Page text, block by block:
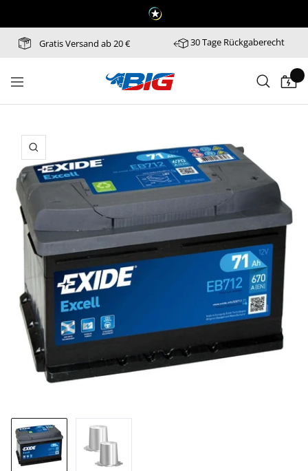
Inhalt
Gratis Versand ab 20 € 30 Tage Rückgaberecht
Navigation
Batterie-
Zoom